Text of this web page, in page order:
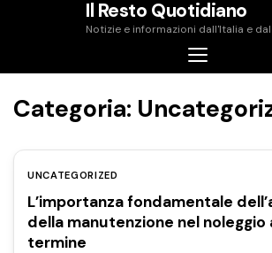
Il Resto Quotidiano
Notizie e informazioni dall'Italia e
Categoria:
UNCATEGORIZED
L’importanza fondamentale
della manutenzione nel noleggio
termine